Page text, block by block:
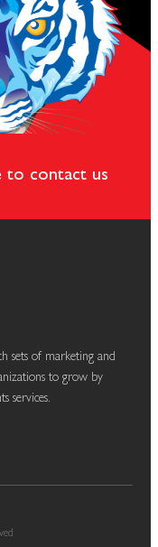
to contact us
sets of marketing and
to grow by
services.